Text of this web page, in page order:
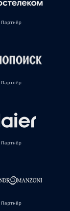
Партнёр
Партнёр
Партнёр
Партнёр